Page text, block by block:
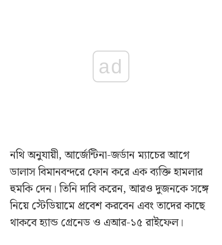
ad
নথি অনুযায়ী, আর্জেন্টিনা-জর্ডান ম্যাচের আগে
ডালাস বিমানবন্দরে ফোন করে এক ব্যক্তি হামলার
হুমকি দেন। তিনি দাবি করেন, আরও দুজনকে সঙ্গে
নিয়ে স্টেডিয়ামে প্রবেশ করবেন এবং তাদের কাছে
থাকবে হ্যান্ড গ্রেনেড ও এআর-১৫ রাইফেল।